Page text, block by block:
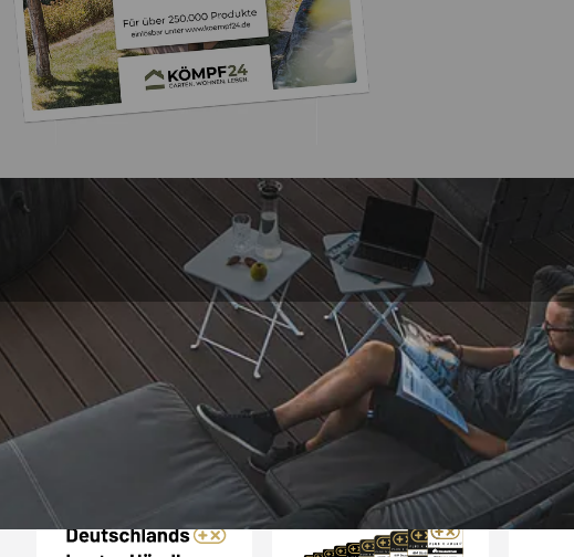
Trusted Shops
4,67/ 5
861 Bewertungen
„Tolle Qualität, guter Preis,
schnelle Lieferung“
07.05.2026
Auszeichnungen